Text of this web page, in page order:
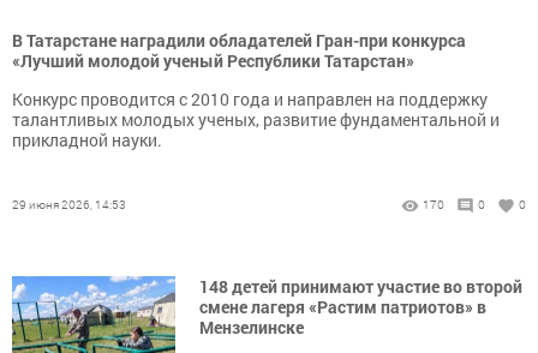
В Татарстане наградили обладателей Гран-при конкурса
«Лучший молодой ученый Республики Татарстан»
Конкурс проводится с 2010 года и направлен на поддержку
талантливых молодых ученых, развитие фундаментальной и
прикладной науки.
29 июня 2026, 14:53 170 0 0
148 детей принимают участие во второй
смене лагеря «Растим патриотов» в
Мензелинске